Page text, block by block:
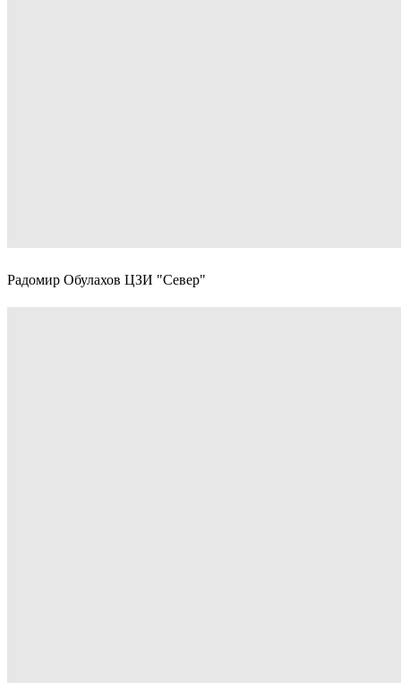
Радомир Обулахов ЦЗИ "Север"